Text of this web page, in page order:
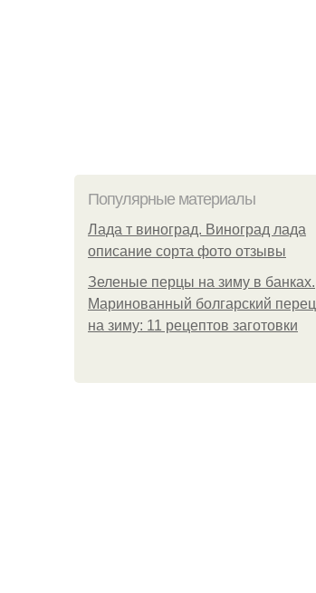
Популярные материалы
Лада т виноград. Виноград лада
описание сорта фото отзывы
Зеленые перцы на зиму в банках.
Маринованный болгарский перец
на зиму: 11 рецептов заготовки